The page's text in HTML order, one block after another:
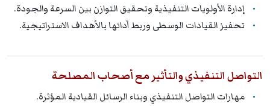
إدارة الأولويات التنفيذية وتحقيق التوازن بين السرعة والجودة.
تحفيز القيادات الوسطى وربط أدائها بالأهداف الاستراتيجية.
التواصل التنفيذي والتأثير مع أصحاب المصلحة
مهارات التواصل التنفيذي وبناء الرسائل القيادية المؤثرة.